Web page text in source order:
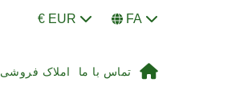
€ EUR FA
املاک فروشی تماس با ما